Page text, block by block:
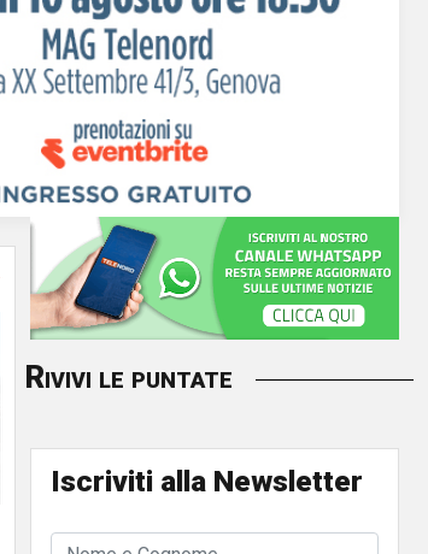
Rivivi le puntate
Iscriviti alla Newsletter